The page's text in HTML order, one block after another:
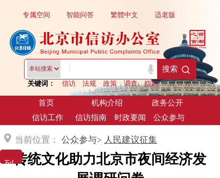
关键词： 信访 法规 政策 调查 指南
搜索
繁體中文
专属空间 适老版
智能问答
首页 机构介绍
政务公开
信访工作
信访指南 时政要闻 公众参与
当前位置： 公众参与> 人民建议征集
传统文化助力北京市夜间经济发